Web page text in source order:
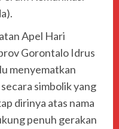
Apel Hari
Gorontalo Idrus
menyematkan
simbolik yang
dirinya atas nama
penuh gerakan